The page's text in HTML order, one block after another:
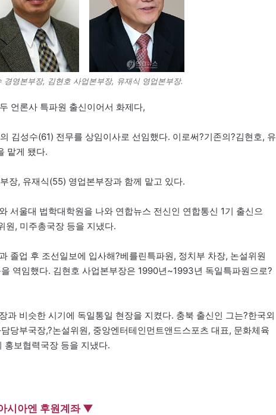
경영본부장, 김현호 사업본부장, 유재식 영업본부장.
언론사 특파원 출신이어서 화제다,
김성수(61) 전무를 상임이사로 선임했다. 이로써?기존의?김현호, 유
맡게 됐다.
장, 유재식(55) 영업본부장과 함께 맡고 있다.
서울대 법학대학원을 나와 연합뉴스 전신인 연합통신 1기 출신으
원, 미주총국장 등을 지냈다.
졸업 후 조선일보에 입사해?베를린특파원, 정치부 차장, 논설위원
역임했다. 김현호 사업본부장은 1990년~1993년 독일특파원으로?
과 비슷한 시기에 독일통일 현장을 지켰다. 충북 출신인 그는?한국외
당부국장,?논설위원, 중앙엔터테인먼트앤드스포츠 대표, 문화체육
홍보협력국장 등을 지냈다.
시아엔 후원계좌 ▼